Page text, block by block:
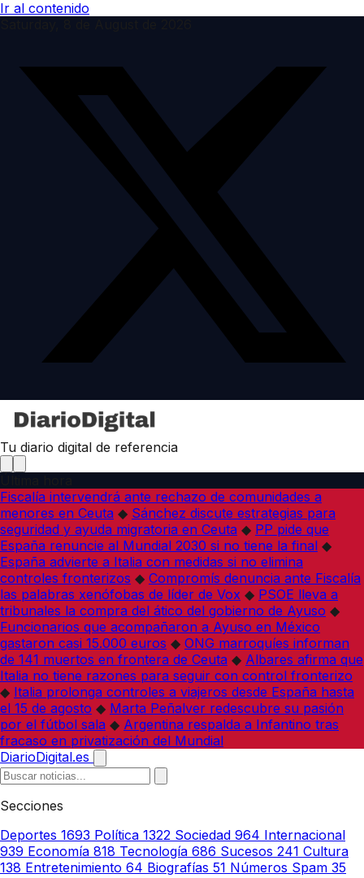
Ir al contenido
Tu diario digital de referencia
Fiscalía intervendrá ante rechazo de comunidades a
menores en Ceuta ◆ Sánchez discute estrategias para
seguridad y ayuda migratoria en Ceuta ◆ PP pide que
España renuncie al Mundial 2030 si no tiene la final ◆
España advierte a Italia con medidas si no elimina
controles fronterizos ◆ Compromís denuncia ante Fiscalía
las palabras xenófobas de líder de Vox ◆ PSOE lleva a
tribunales la compra del ático del gobierno de Ayuso ◆
Funcionarios que acompañaron a Ayuso en México
gastaron casi 15.000 euros ◆ ONG marroquíes informan
de 141 muertos en frontera de Ceuta ◆ Albares afirma que
Italia no tiene razones para seguir con control fronterizo
◆ Italia prolonga controles a viajeros desde España hasta
el 15 de agosto ◆ Marta Peñalver redescubre su pasión
por el fútbol sala ◆ Argentina respalda a Infantino tras
fracaso en privatización del Mundial
DiarioDigital.es
Secciones
Deportes 1693 Política 1322 Sociedad 964 Internacional
939 Economía 818 Tecnología 686 Sucesos 241 Cultura
138 Entretenimiento 64 Biografías 51 Números Spam 35